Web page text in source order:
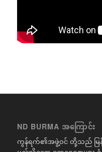
ND BURMA အကြောင်း
ကွန်ရက်၏အဖွဲ့ဝင် တို့သည် မြန်